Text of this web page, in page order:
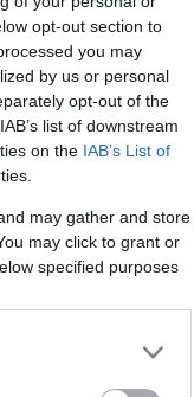
opt-out section to
you may
by us or personal
opt-out of the
list of downstream
on the IAB’s List of
may gather and store
may click to grant or
specified purposes